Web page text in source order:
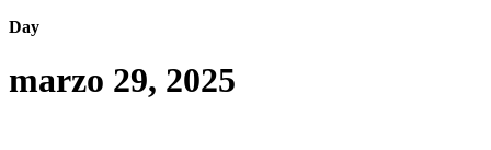
Day
marzo 29, 2025